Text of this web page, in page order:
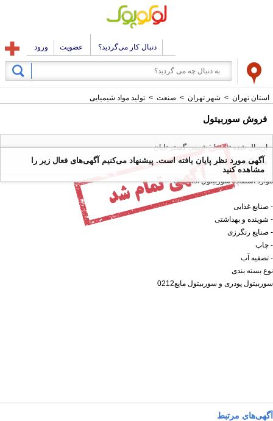
دنبال کار می‌گردید؟ عضویت ورود
استان تهران > شهر تهران > صنعت > تولید مواد شیمیایی
فروش سوربیتول
ارسال شده توسط : شیمی گستر تابان
همه آگهی های این کاربر
موارد استفاده سوربیتول Sorbitol :
- صنایع غذایی
- شوینده و بهداشتی
- صنایع رنگرزی
- چاپ
- تصفیه آب
نوع بسته بندی
سوربیتول پودری و سوربیتول مایع0212
آگهی مورد نظر پایان یافته است. پیشنهاد می‌کنیم آگهی‌های فعال زیر را
مشاهده کنید
آگهی‌های مرتبط